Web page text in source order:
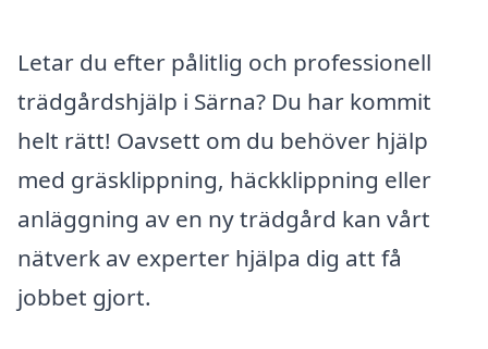
Letar du efter pålitlig och professionell
trädgårdshjälp i Särna? Du har kommit
helt rätt! Oavsett om du behöver hjälp
med gräsklippning, häckklippning eller
anläggning av en ny trädgård kan vårt
nätverk av experter hjälpa dig att få
jobbet gjort.